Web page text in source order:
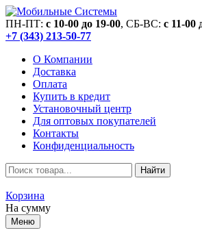
ПН-ПТ: c 10-00 до 19-00, СБ-ВС: c 11-00
+7 (343) 213-50-77
О Компании
Доставка
Оплата
Купить в кредит
Установочный центр
Для оптовых покупателей
Контакты
Конфиденциальность
Найти
Корзина
На сумму
Меню